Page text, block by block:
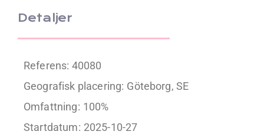
Detaljer
Referens: 40080
Geografisk placering: Göteborg, SE
Omfattning: 100%
Startdatum: 2025-10-27